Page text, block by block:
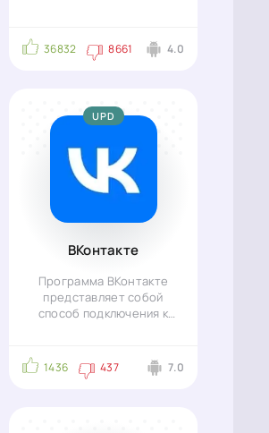
36832 8661 4.0
ВКонтакте
Программа ВКонтакте
представляет собой
способ подключения к
1436 437 7.0
UPD